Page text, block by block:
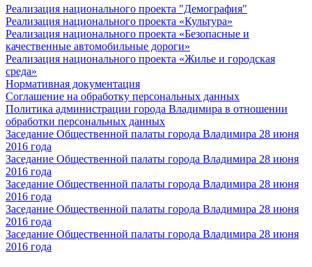
Реализация национального проекта "Демография"
Реализация национального проекта «Культура»
Реализация национального проекта «Безопасные и
качественные автомобильные дороги»
Реализация национального проекта «Жилье и городская
среда»
Нормативная документация
Соглашение на обработку персональных данных
Политика администрации города Владимира в отношении
обработки персональных данных
Заседание Общественной палаты города Владимира 28 июня
2016 года
Заседание Общественной палаты города Владимира 28 июня
2016 года
Заседание Общественной палаты города Владимира 28 июня
2016 года
Заседание Общественной палаты города Владимира 28 июня
2016 года
Заседание Общественной палаты города Владимира 28 июня
2016 года